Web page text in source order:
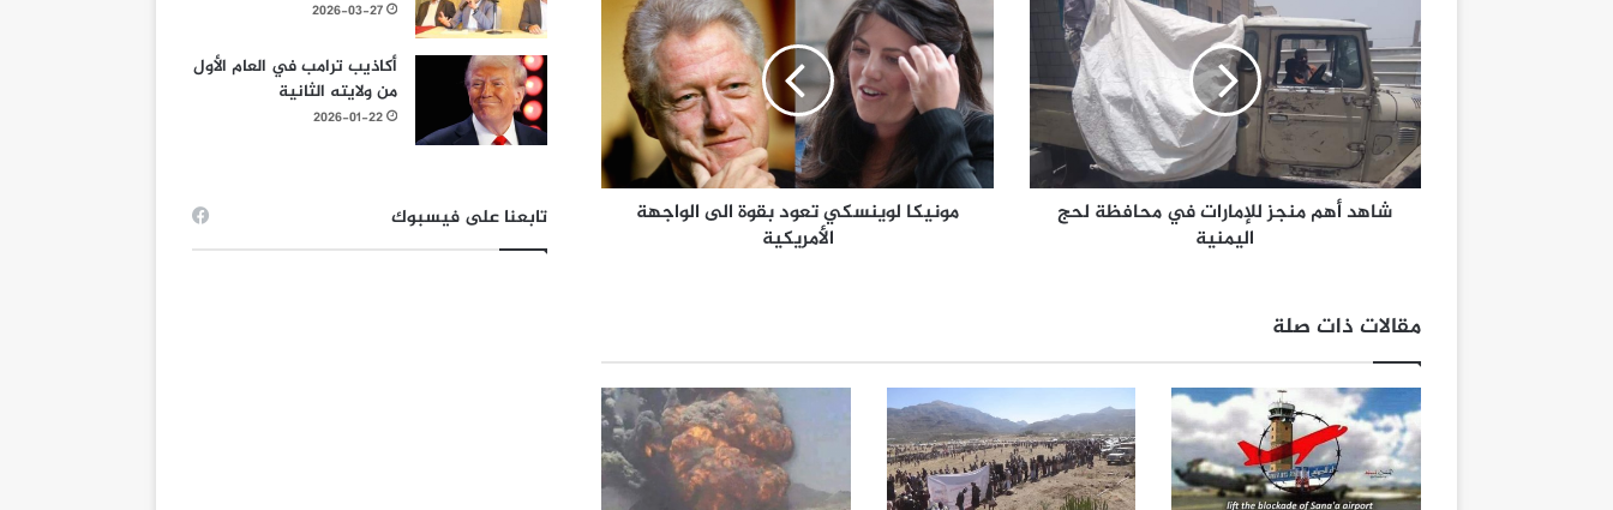
شاهد أهم منجز للإمارات في محافظة لحج
اليمنية
مونيكا لوينسكي تعود بقوة الى الواجهة
الأمريكية
مقالات ذات صلة
2026-03-27
أكاذيب ترامب في العام الأول
من ولايته الثانية
2026-01-22
تابعنا على فيسبوك